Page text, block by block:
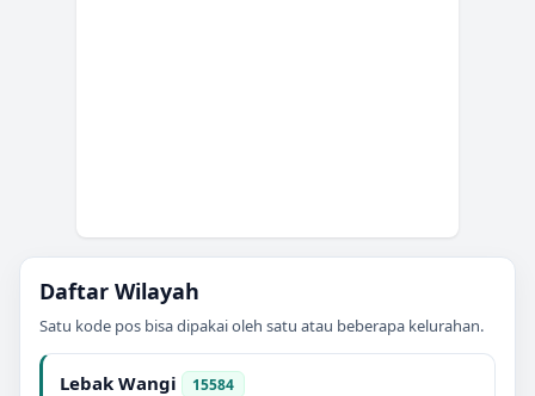
Daftar Wilayah
Satu kode pos bisa dipakai oleh satu atau beberapa kelurahan.
Lebak Wangi 15584